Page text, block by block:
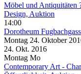
Möbel und Antiquitäten
Design, Auktion
14:00
Dorotheum
Montag 24. Oktober
24. Okt. 2016
Montag Mo
Contemporary Art -